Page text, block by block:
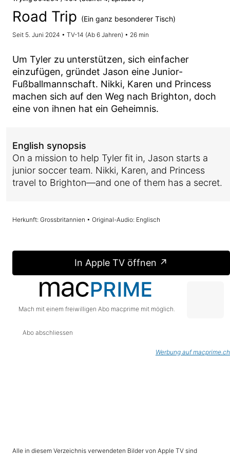
Road Trip (Ein ganz besonderer Tisch)
Seit 5. Juni 2024 • TV-14 (Ab 6 Jahren) • 26 min
Um Tyler zu unterstützen, sich einfacher
einzufügen, gründet Jason eine Junior-
Fußballmannschaft. Nikki, Karen und Princess
machen sich auf den Weg nach Brighton, doch
eine von ihnen hat ein Geheimnis.
English synopsis
On a mission to help Tyler fit in, Jason starts a
junior soccer team. Nikki, Karen, and Princess
travel to Brighton—and one of them has a secret.
Herkunft: Grossbritannien • Original-Audio: Englisch
In Apple TV öffnen ↗
Mach mit einem freiwilligen Abo macprime mit möglich.
Abo abschliessen
Werbung auf macprime.ch
Alle in diesem Verzeichnis verwendeten Bilder von Apple TV sind